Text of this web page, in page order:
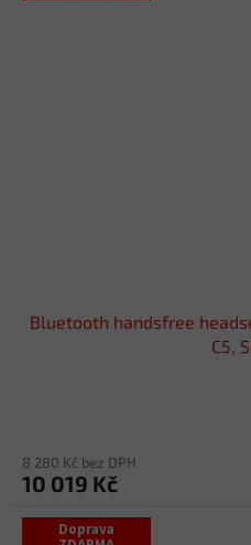
Bluetooth handsfree
C5,
8 280 Kč bez DPH
10 019 Kč
Doprava